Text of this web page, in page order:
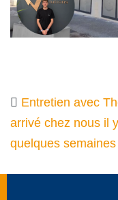
Entretien avec
arrivé chez nous il
quelques semaines